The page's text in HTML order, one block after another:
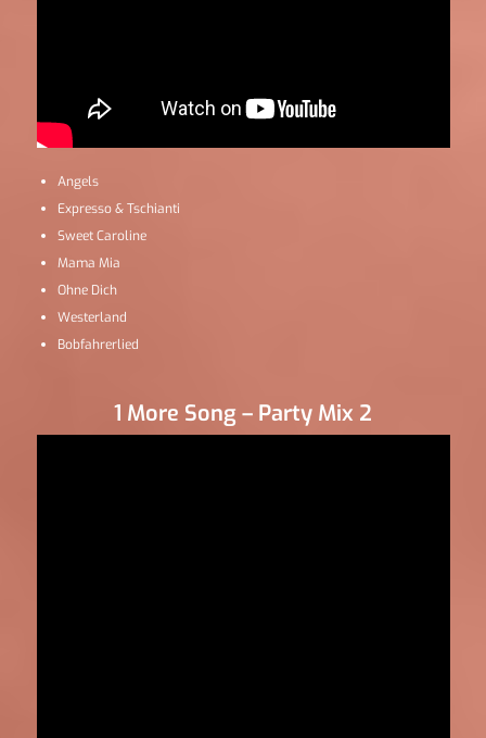
Angels
Expresso & Tschianti
Sweet Caroline
Mama Mia
Ohne Dich
Westerland
Bobfahrerlied
1 More Song – Party Mix 2